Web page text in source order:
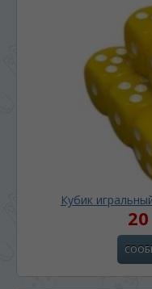
Кубик